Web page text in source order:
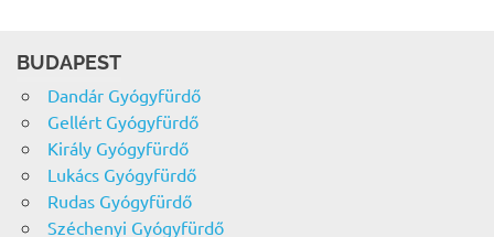
BUDAPEST
Dandár Gyógyfürdő
Gellért Gyógyfürdő
Király Gyógyfürdő
Lukács Gyógyfürdő
Rudas Gyógyfürdő
Széchenyi Gyógyfürdő